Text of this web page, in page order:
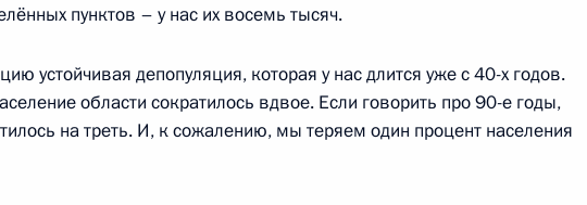
членами Совета
14:00 Москва, Кремль
пунктов – у нас их восемь тысяч.
устойчивая депопуляция, которая у нас длится уже с 40-х годов.
области сократилось вдвое. Если говорить про 90-е годы,
на треть. И, к сожалению, мы теряем один процент населения